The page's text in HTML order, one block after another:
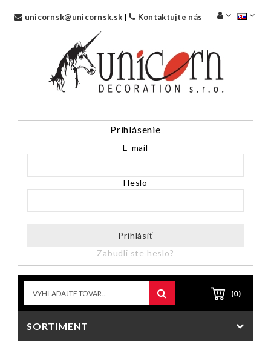
unicornsk@unicornsk.sk | Kontaktujte nás
Prihlásenie
E-mail
Heslo
Prihlásiť
Zabudli ste heslo?
(0)
SORTIMENT